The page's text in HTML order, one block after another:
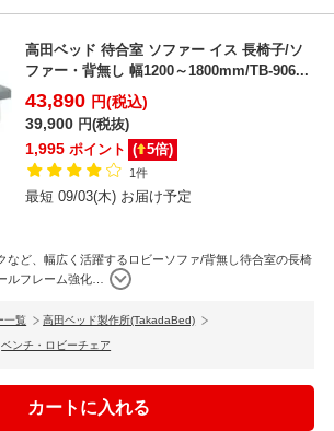
高田ベッド 待合室 ソファー イス 長椅子/ソ
ファー・背無し 幅1200～1800mm/TB-906...
43,890 円(税込)
39,900 円(税抜)
1,995 ポイント ( 5倍)
1件
最短 09/03(木) お届け予定
など、幅広く活躍するロビーソファ/背無し待合室の長椅
ルフレーム強化
一覧 高田ベッド製作所(TakadaBed)
ベンチ・ロビーチェア